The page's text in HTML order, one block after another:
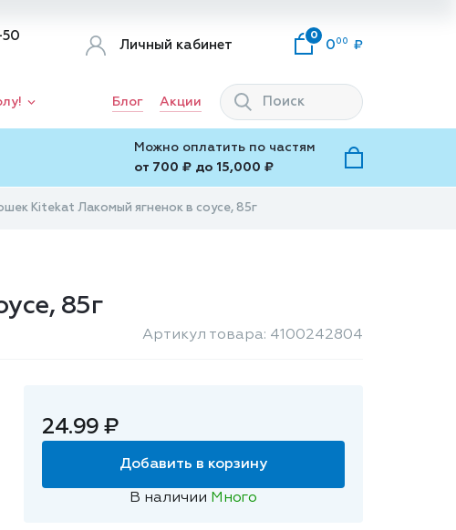
Личный кабинет
0
0 00
Блог Акции
Можно оплатить по частям
от 700 ₽ до 15,000 ₽
Kitekat Лакомый ягненок в соусе, 85г
85г
Артикул товара: 4100242804
24.99 ₽
Добавить в корзину
В наличии Много